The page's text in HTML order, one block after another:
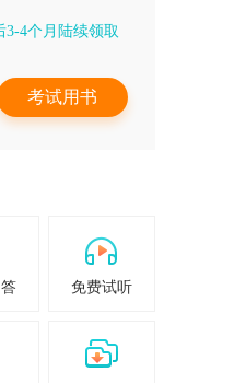
3-4个月陆续领取
考试用书
免费试听